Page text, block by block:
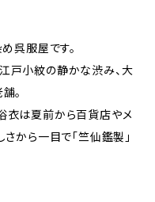
呉服屋です。
戸小紋の静かな渋み、大
。
衣は夏前から百貨店やメ
から一目で「竺仙鑑製」